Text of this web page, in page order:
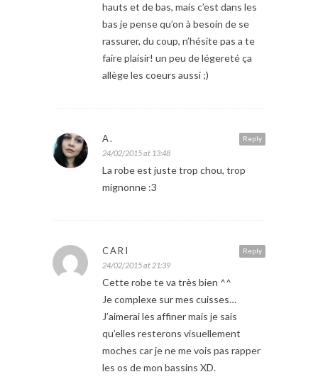
hauts et de bas, mais c’est dans les
bas je pense qu’on à besoin de se
rassurer, du coup, n’hésite pas a te
faire plaisir! un peu de légereté ça
allège les coeurs aussi ;)
Reply
A.
24/02/2015 at 13:48
La robe est juste trop chou, trop
mignonne :3
Reply
CARI
24/02/2015 at 21:39
Cette robe te va très bien ^^
Je complexe sur mes cuisses…
J’aimerai les affiner mais je sais
qu’elles resterons visuellement
moches car je ne me vois pas rapper
les os de mon bassins XD.